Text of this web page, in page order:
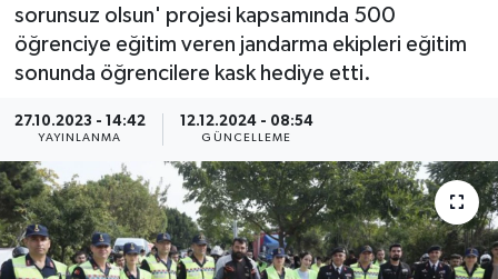
sorunsuz olsun' projesi kapsamında 500
öğrenciye eğitim veren jandarma ekipleri eğitim
sonunda öğrencilere kask hediye etti.
27.10.2023 - 14:42
YAYINLANMA
12.12.2024 - 08:54
GÜNCELLEME
Asayiş
Sağlık
Magazin
Haber Arşivi